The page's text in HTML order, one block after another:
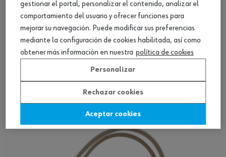
Motor de persiana enrollable, accesorios
otros
gestionar el portal, personalizar el contenido, analizar el
comportamiento del usuario y ofrecer funciones para
mejorar su navegación. Puede modificar sus preferencias
mediante la configuración de cookies habilitada, así como
obtener más información en nuestra política de cookies
Personalizar
Rechazar cookies
Aceptar cookies